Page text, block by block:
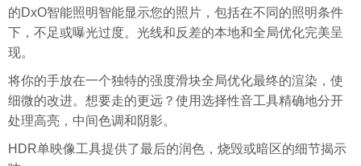
的DxO智能照明智能显示您的照片，包括在不同的照明条件
下，不足或曝光过度。光线和反差的本地和全局优化完美呈
现。
将你的手放在一个独特的强度滑块全局优化最终的渲染，使
细微的改进。想要走的更远？使用选择性音工具精确地分开
处理高亮，中间色调和阴影。
HDR单映像工具提供了最后的润色，烧毁或暗区的细节揭示